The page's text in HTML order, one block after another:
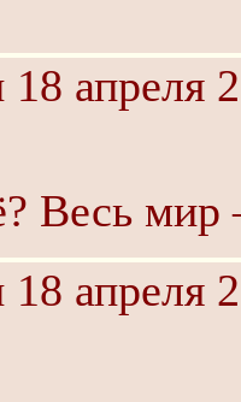
апреля
Весь
апреля